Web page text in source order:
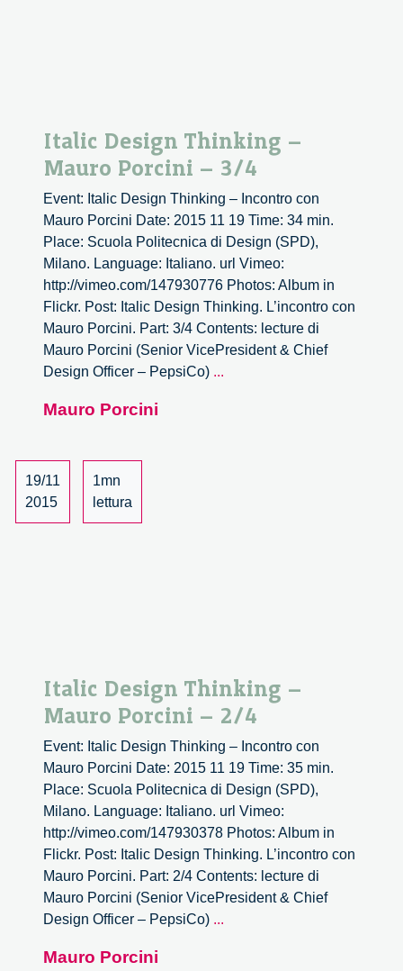
Italic Design Thinking –
Mauro Porcini – 3/4
Event: Italic Design Thinking – Incontro con
Mauro Porcini Date: 2015 11 19 Time: 34 min.
Place: Scuola Politecnica di Design (SPD),
Milano. Language: Italiano. url Vimeo:
http://vimeo.com/147930776 Photos: Album in
Flickr. Post: Italic Design Thinking. L’incontro con
Mauro Porcini. Part: 3/4 Contents: lecture di
Mauro Porcini (Senior VicePresident & Chief
Design Officer – PepsiCo) ...
Mauro Porcini
19/11
2015
1mn
lettura
Italic Design Thinking –
Mauro Porcini – 2/4
Event: Italic Design Thinking – Incontro con
Mauro Porcini Date: 2015 11 19 Time: 35 min.
Place: Scuola Politecnica di Design (SPD),
Milano. Language: Italiano. url Vimeo:
http://vimeo.com/147930378 Photos: Album in
Flickr. Post: Italic Design Thinking. L’incontro con
Mauro Porcini. Part: 2/4 Contents: lecture di
Mauro Porcini (Senior VicePresident & Chief
Design Officer – PepsiCo) ...
Mauro Porcini